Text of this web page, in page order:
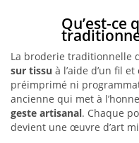
Qu’est-ce
La broderie traditionnelle
sur tissu à l’aide d’un fil
préimprimé ni
ancienne qui met à
geste artisanal. Chaque
devient une œuvre d’art